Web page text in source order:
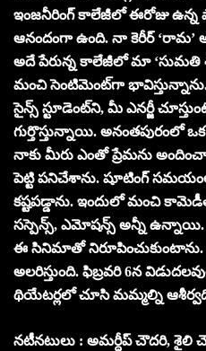
ఇంజనీరింగ్ కాలేజీలో ఈరోజు
ఆనందంగా ఉంది. నా కెరీర్ ‘రామ’
అదే పేరున్న కాలేజీలో మా ‘సుమతి
మంచి సెంటిమెంట్‌గా
సైన్స్ స్టూడెంట్‌ని, మీ ఎనర్జీ
గుర్తొస్తున్నాయి. అనంతపురంలో
నాకు మీరు ఎంతో ప్రేమను
పెట్టి పనిచేశాను. షూటింగ్
కష్టపడ్డాను. ఇందులో మంచి
సస్పెన్స్, ఎమోషన్స్ అన్నీ ఉన్నాయి.
ఈ సినిమాతో
అలరిస్తుంది. ఫిబ్రవరి 6న
థియేటర్లలో చూసి మమ్మల్ని
నటీనటులు : అమర్దీప్ చౌదరి, శైలి